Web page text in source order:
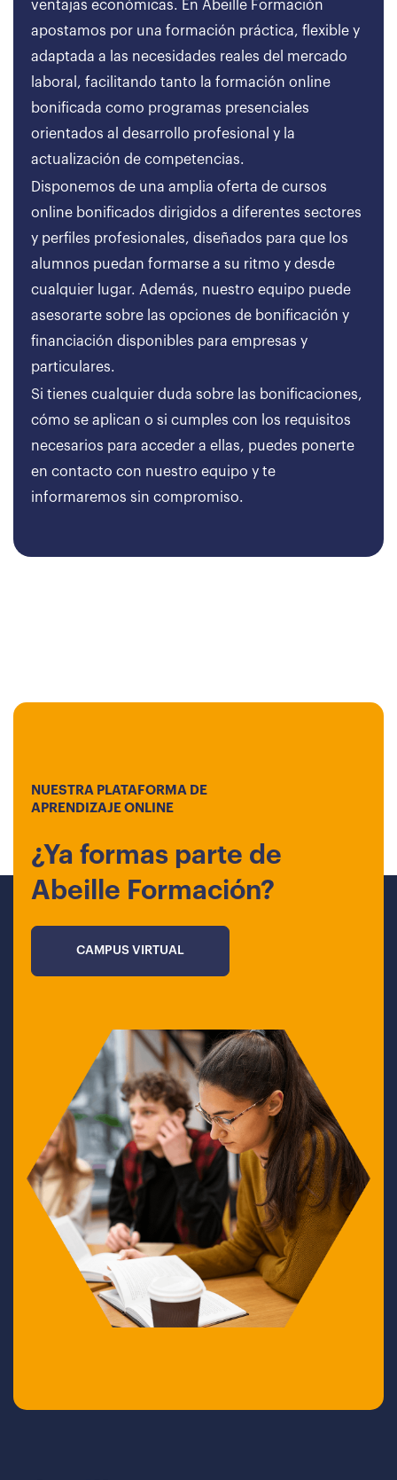
ventajas económicas. En Abeille Formación
apostamos por una formación práctica, flexible y
adaptada a las necesidades reales del mercado
laboral, facilitando tanto la formación online
bonificada como programas presenciales
orientados al desarrollo profesional y la
actualización de competencias.
Disponemos de una amplia oferta de cursos
online bonificados dirigidos a diferentes sectores
y perfiles profesionales, diseñados para que los
alumnos puedan formarse a su ritmo y desde
cualquier lugar. Además, nuestro equipo puede
asesorarte sobre las opciones de bonificación y
financiación disponibles para empresas y
particulares.
Si tienes cualquier duda sobre las bonificaciones,
cómo se aplican o si cumples con los requisitos
necesarios para acceder a ellas, puedes ponerte
en contacto con nuestro equipo y te
informaremos sin compromiso.
NUESTRA PLATAFORMA DE
APRENDIZAJE ONLINE
¿Ya formas parte de
Abeille Formación?
CAMPUS VIRTUAL